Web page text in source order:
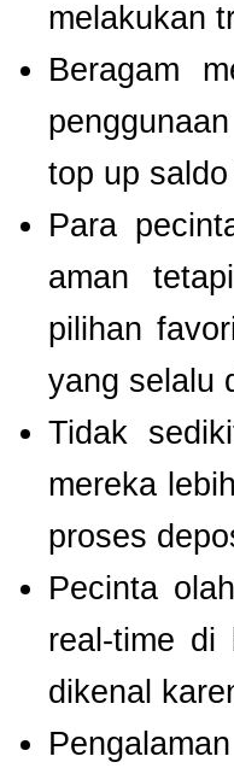
melakukan
Beragam
top up
Para
aman
pilihan
yang selalu
Tidak
mereka
proses
Pecinta
real-time di
dikenal